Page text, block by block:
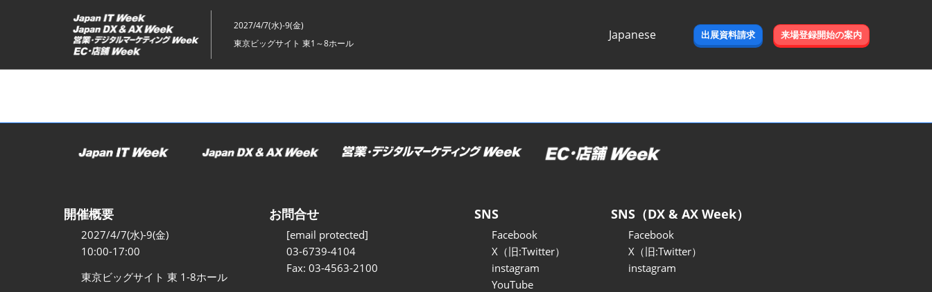
ッ
2027/4/7(水)-9(金)
東京ビッグサイト 東1～8ホール
Japanese
出展資料請求 来場登録開始の案内
開催概要
2027/4/7(水)-9(金)
10:00-17:00
東京ビッグサイト 東 1-8ホール
お問合せ
[email protected]
03-6739-4104
Fax: 03-4563-2100
SNS
Facebook
X（旧:Twitter）
instagram
YouTube
SNS（DX & AX Week）
Facebook
X（旧:Twitter）
instagram